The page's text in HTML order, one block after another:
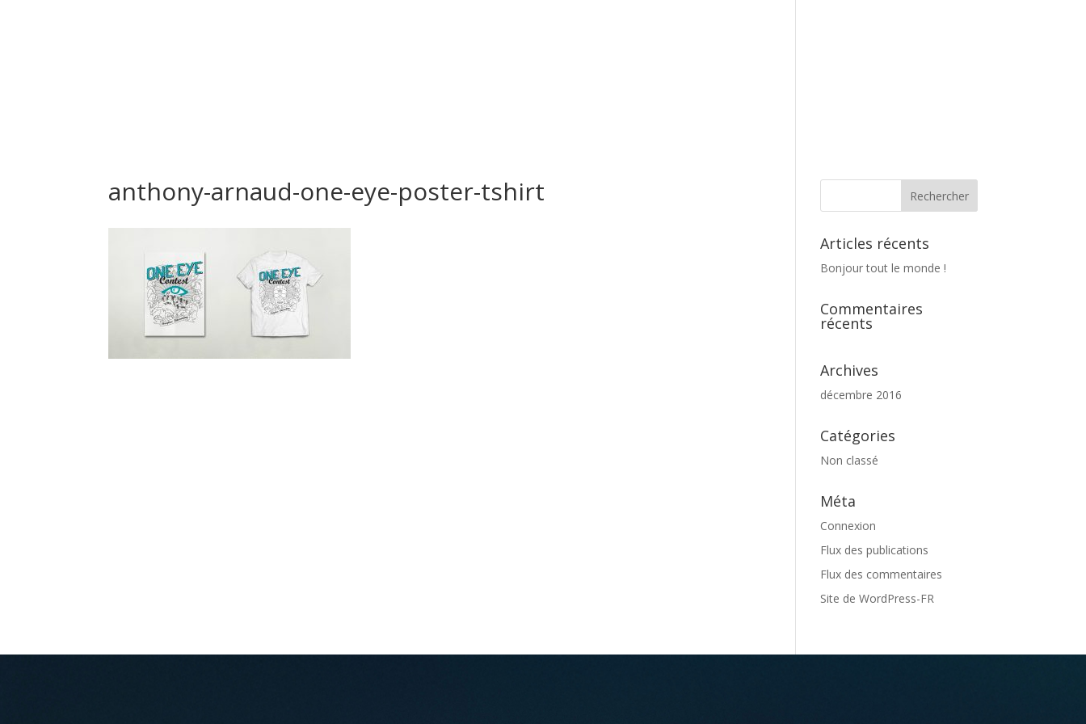
anthony-arnaud-one-eye-poster-tshirt
Articles récents
Bonjour tout le monde !
Commentaires
récents
Archives
décembre 2016
Catégories
Non classé
Méta
Connexion
Flux des publications
Flux des commentaires
Site de WordPress-FR